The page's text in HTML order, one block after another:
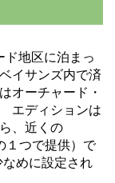
ド地区に泊まっ
イサンズ内で済
オーチャード・
エディションは
、近くの
１つで提供）で
なめに設定され